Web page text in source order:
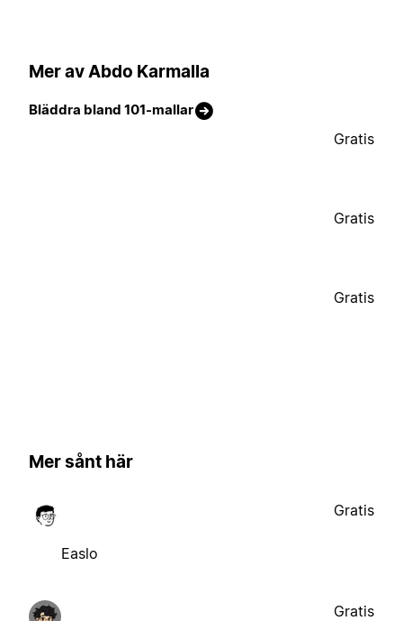
Mer av Abdo Karmalla
Bläddra bland 101-mallar
Gratis
Gratis
Gratis
Mer sånt här
Easlo
Gratis
Gratis